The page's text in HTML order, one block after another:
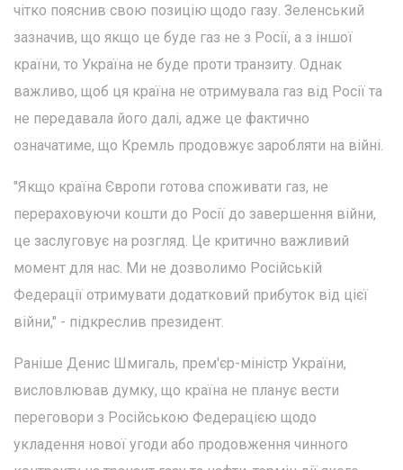
чітко пояснив свою позицію щодо газу. Зеленський
зазначив, що якщо це буде газ не з Росії, а з іншої
країни, то Україна не буде проти транзиту. Однак
важливо, щоб ця країна не отримувала газ від Росії та
не передавала його далі, адже це фактично
означатиме, що Кремль продовжує заробляти на війні.
"Якщо країна Європи готова споживати газ, не
перераховуючи кошти до Росії до завершення війни,
це заслуговує на розгляд. Це критично важливий
момент для нас. Ми не дозволимо Російській
Федерації отримувати додатковий прибуток від цієї
війни," - підкреслив президент.
Раніше Денис Шмигаль, прем'єр-міністр України,
висловлював думку, що країна не планує вести
переговори з Російською Федерацією щодо
укладення нової угоди або продовження чинного